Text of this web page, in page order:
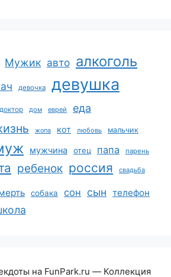
Мужик авто алкоголь
девочка девушка
доктор дом еврей еда
жопа кот любовь мальчик
мужчина отец папа парень
ребенок россия свадьба
собака сон сын телефон
на FunPark.ru — Коллекция